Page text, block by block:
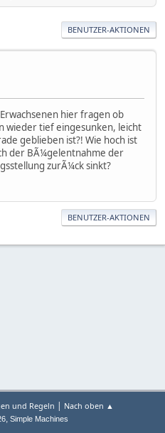
BENUTZER-AKTIONEN
hier fragen ob
wieder tief eingesunken, leicht
geblieben ist?! Wie hoch ist
der BÃ¼gelentnahme der
zurÃ¼ck sinkt?
BENUTZER-AKTIONEN
und Regeln | Nach oben ▲
, Simple Machines